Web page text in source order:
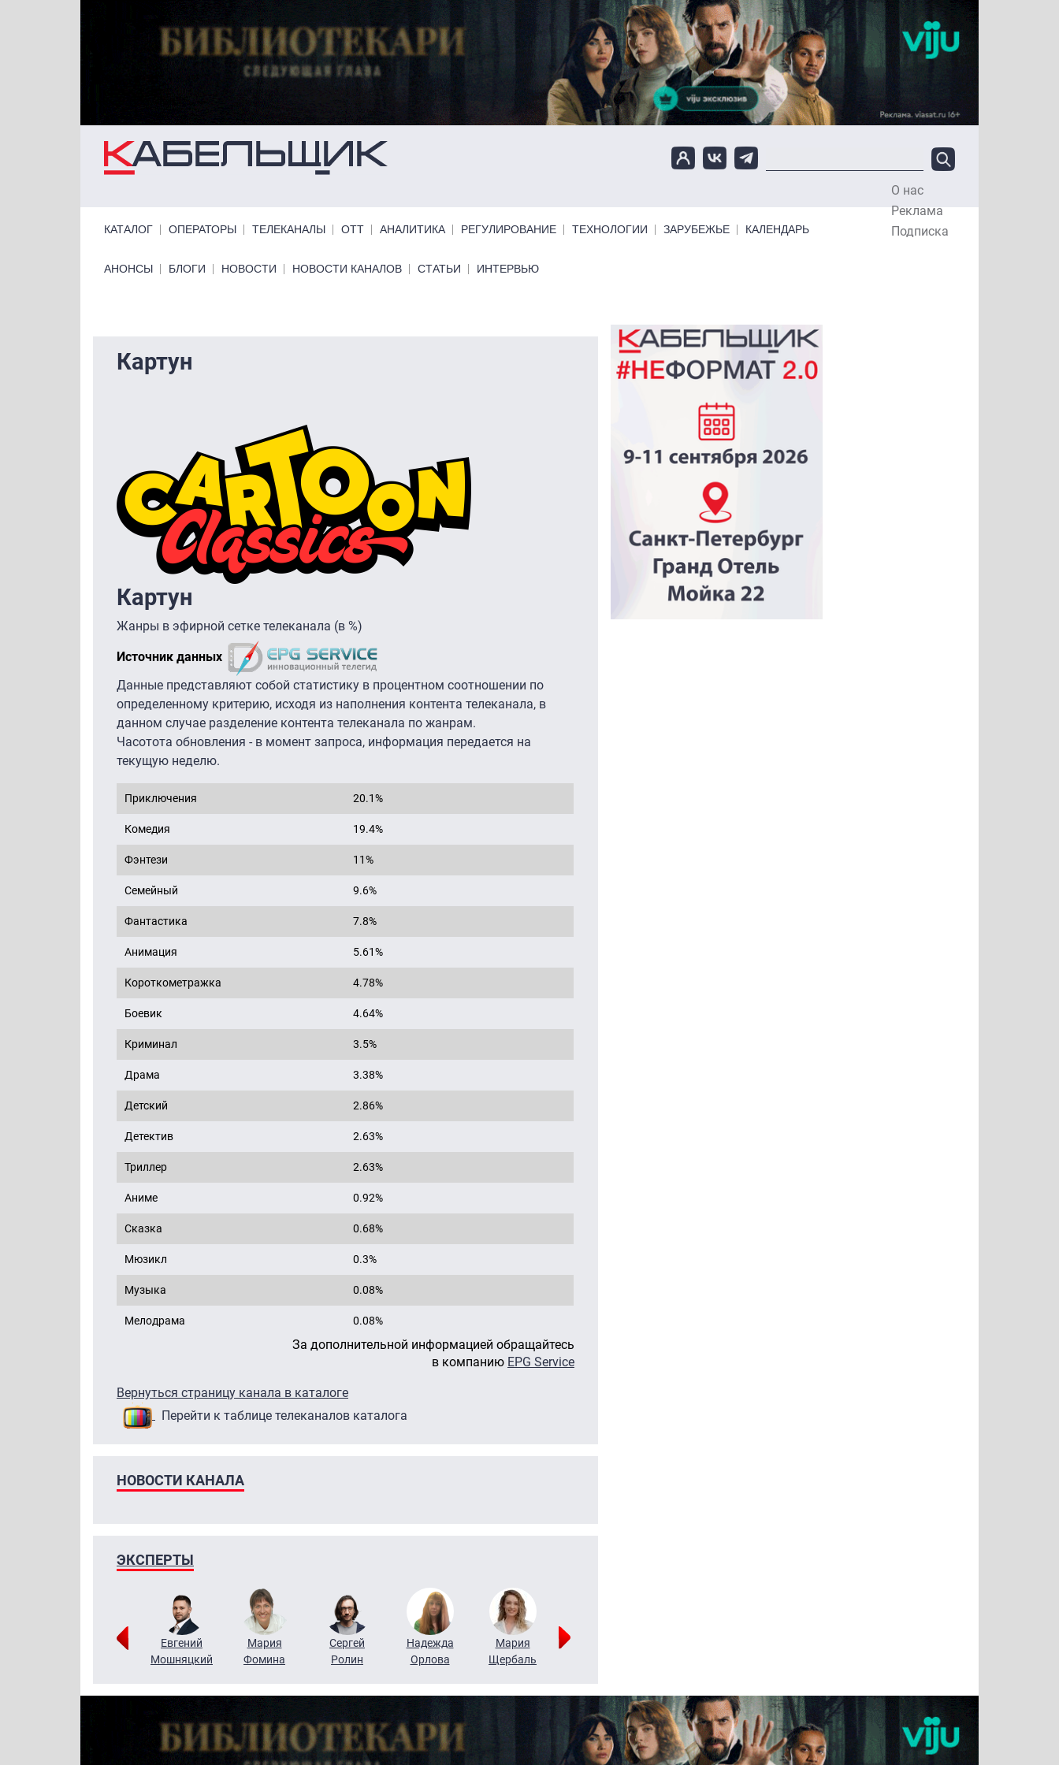
О нас
Реклама
Подписка
КАТАЛОГ ОПЕРАТОРЫ ТЕЛЕКАНАЛЫ ОТТ АНАЛИТИКА РЕГУЛИРОВАНИЕ ТЕХНОЛОГИИ ЗАРУБЕЖЬЕ КАЛЕНДАРЬ
Primary links bottom
АНОНСЫ БЛОГИ НОВОСТИ НОВОСТИ КАНАЛОВ СТАТЬИ ИНТЕРВЬЮ
Картун
Картун
Жанры в эфирной сетке телеканала (в %)
Источник данных
Данные представляют собой статистику в процентном соотношении по
определенному критерию, исходя из наполнения контента телеканала, в
данном случае разделение контента телеканала по жанрам.
Часотота обновления - в момент запроса, информация передается на
текущую неделю.
Приключения 20.1%
Комедия 19.4%
Фэнтези 11%
Семейный 9.6%
Фантастика 7.8%
Анимация 5.61%
Короткометражка 4.78%
Боевик 4.64%
Криминал 3.5%
Драма 3.38%
Детский 2.86%
Детектив 2.63%
Триллер 2.63%
Аниме 0.92%
Сказка 0.68%
Мюзикл 0.3%
Музыка 0.08%
Мелодрама 0.08%
За дополнительной информацией обращайтесь
в компанию EPG Service
Вернуться страницу канала в каталоге
Перейти к таблице телеканалов каталога
НОВОСТИ КАНАЛА
ЭКСПЕРТЫ
Виктор
Евгений
Мошняцкий
Мария
Фомина
Сергей
Ролин
Надежда
Орлова
Мария
Щербаль